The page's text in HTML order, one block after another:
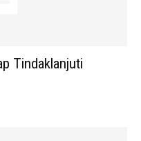
Tindaklanjuti